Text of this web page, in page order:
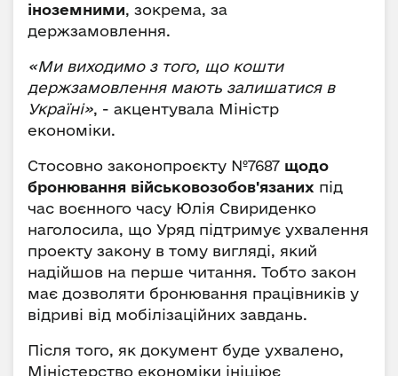
іноземними, зокрема, за
держзамовлення.
«Ми виходимо з того, що кошти
держзамовлення мають залишатися в
Україні», - акцентувала Міністр
економіки.
Стосовно законопроєкту №7687 щодо
бронювання військовозобов'язаних під
час воєнного часу Юлія Свириденко
наголосила, що Уряд підтримує ухвалення
проекту закону в тому вигляді, який
надійшов на перше читання. Тобто закон
має дозволяти бронювання працівників у
відриві від мобілізаційних завдань.
Після того, як документ буде ухвалено,
Міністерство економіки ініціює